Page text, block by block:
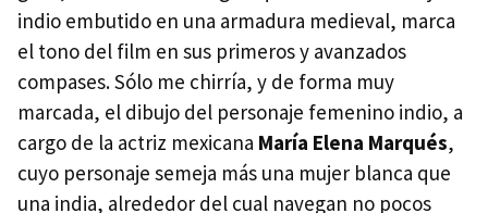
indio embutido en una armadura medieval, marca
el tono del film en sus primeros y avanzados
compases. Sólo me chirría, y de forma muy
marcada, el dibujo del personaje femenino indio, a
cargo de la actriz mexicana María Elena Marqués,
cuyo personaje semeja más una mujer blanca que
una india, alrededor del cual navegan no pocos